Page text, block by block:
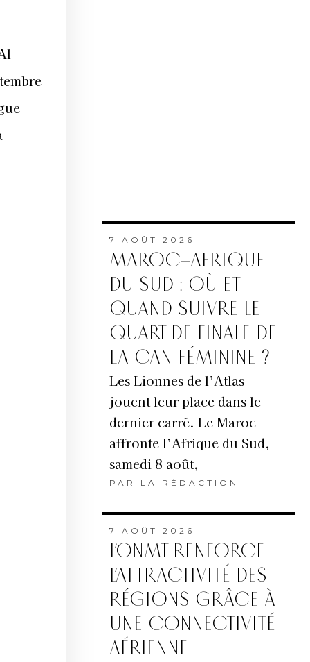
7 AOÛT 2026
MAROC–AFRIQUE
DU SUD : OÙ ET
QUAND SUIVRE LE
QUART DE FINALE DE
LA CAN FÉMININE ?
Les Lionnes de l’Atlas
jouent leur place dans le
dernier carré. Le Maroc
affronte l’Afrique du Sud,
samedi 8 août,
PAR LA RÉDACTION
7 AOÛT 2026
L’ONMT RENFORCE
L’ATTRACTIVITÉ DES
RÉGIONS GRÂCE À
UNE CONNECTIVITÉ
AÉRIENNE